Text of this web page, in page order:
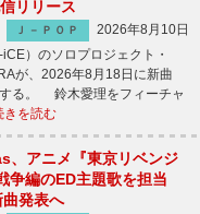
リリース
Ｊ－ＰＯＰ
2026年8月10日
）のソロプロジェクト・
が、2026年8月18日に新曲
する。 鈴木愛理をフィーチャ
きを読む
アニメ『東京リベンジ
争編のED主題歌を担当
発表へ